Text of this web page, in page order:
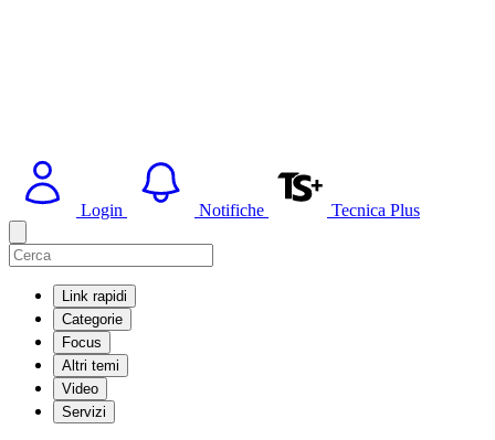
Login Notifiche Tecnica Plus
Link rapidi
Categorie
Focus
Altri temi
Video
Servizi